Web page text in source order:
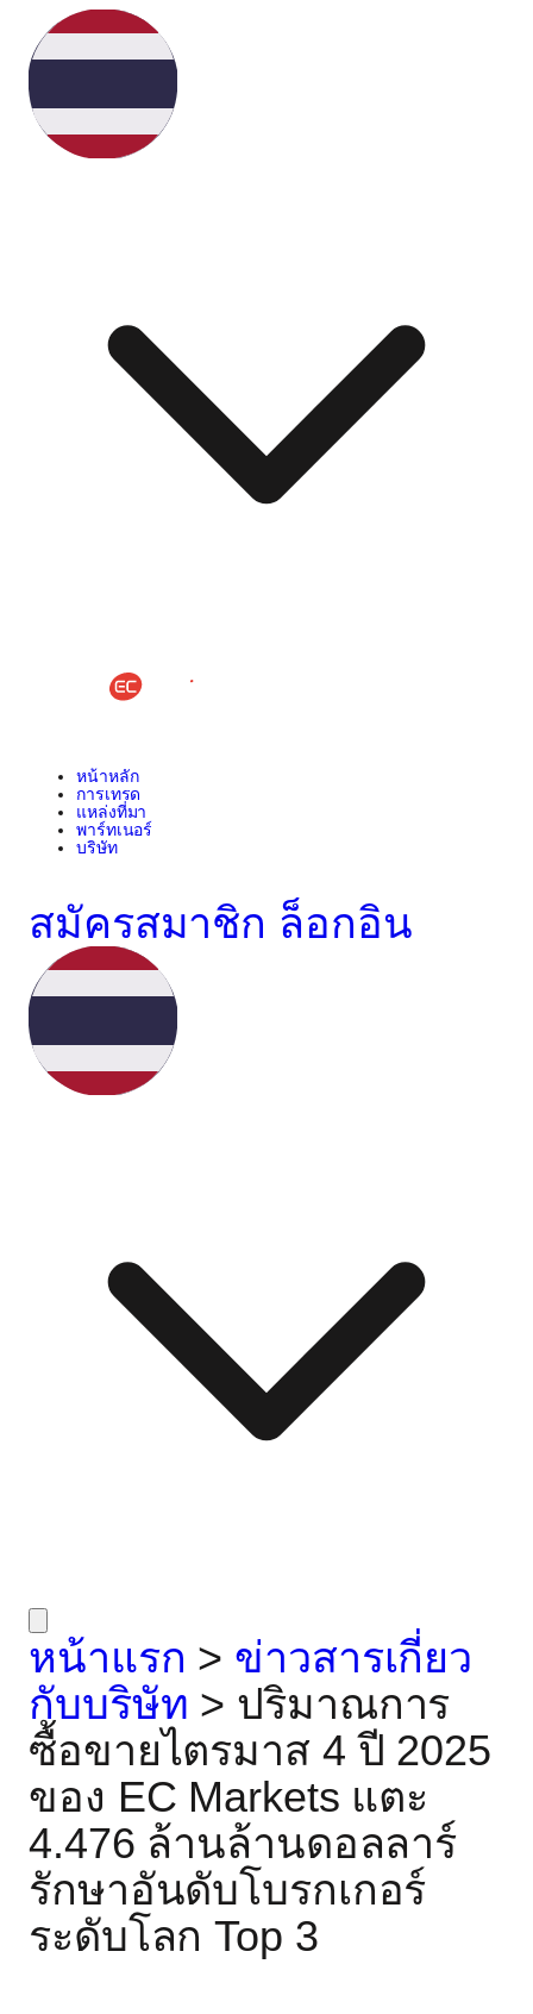
หน้าหลัก
การเทรด
แหล่งที่มา
พาร์ทเนอร์
บริษัท
สมัครสมาชิก ล็อกอิน
หน้าแรก > ข่าวสารเกี่ยว
กับบริษัท > ปริมาณการ
ซื้อขายไตรมาส 4 ปี 2025
ของ EC Markets แตะ
4.476 ล้านล้านดอลลาร์
รักษาอันดับโบรกเกอร์
ระดับโลก Top 3